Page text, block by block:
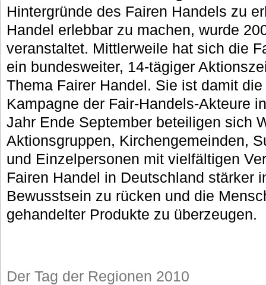
Hintergründe des Fairen Handels zu
Handel erlebbar zu machen, wurde
veranstaltet. Mittlerweile hat sich die
ein bundesweiter, 14-tägiger
Thema Fairer Handel. Sie ist damit
Kampagne der Fair-Handels-Akteure
Jahr Ende September beteiligen sich
Aktionsgruppen, Kirchengemeinden,
und Einzelpersonen mit vielfältigen
Fairen Handel in Deutschland stärker
Bewusstsein zu rücken und die
gehandelter Produkte zu überzeugen.
Der Tag der Regionen 2010